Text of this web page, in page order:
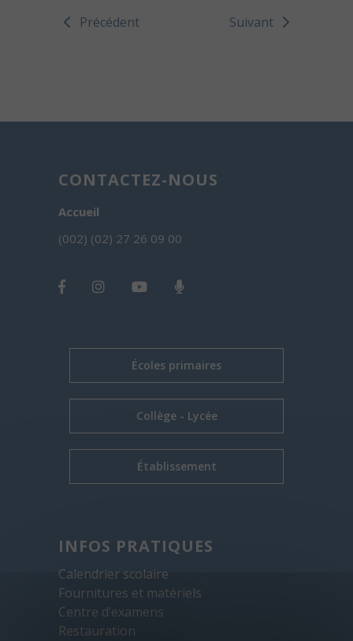
Précédent Suivant
CONTACTEZ-NOUS
Accueil
(002) (02) 27 26 09 00
Écoles primaires
Collège - Lycée
Établissement
INFOS PRATIQUES
Calendrier scolaire
Fournitures et matériels
Centre d’examens
Restauration